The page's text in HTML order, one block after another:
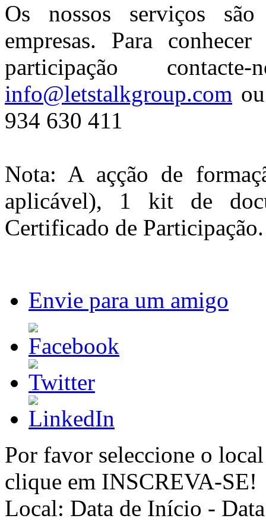
Os nossos serviços
empresas. Para
participação
info@letstalkgroup.com
934 630 411
Nota: A açção de
aplicável), 1 kit de
Certificado de Participação.
Envie para um amigo
Por favor seleccione o
clique em INSCREVA-SE!
Local: Data de Início -